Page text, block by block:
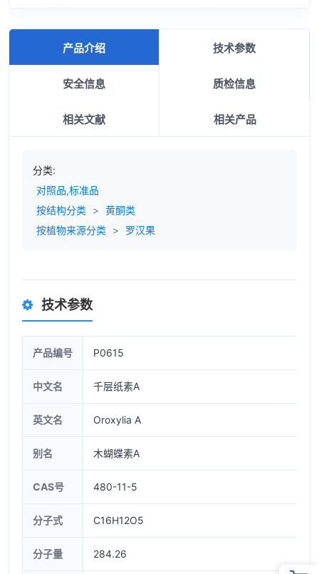
产品介绍 技术参数
安全信息 质检信息
相关文献 相关产品
分类:
对照品,标准品
按结构分类 > 黄酮类
按植物来源分类 > 罗汉果
技术参数
产品编号 P0615
中文名 千层纸素A
英文名 Oroxylia A
别名 木蝴蝶素A
CAS号 480-11-5
分子式 C16H12O5
分子量 284.26